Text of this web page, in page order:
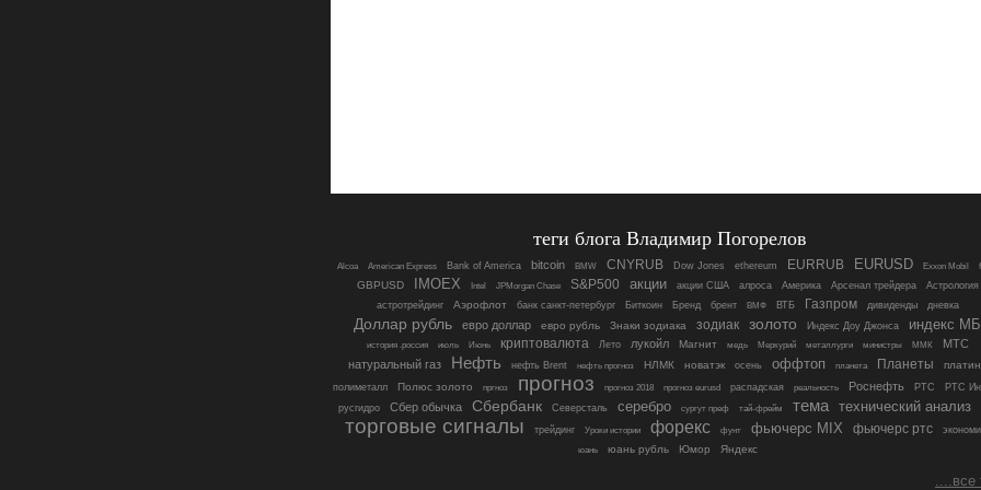
теги блога Владимир Погорелов
Alcoa American Express Bank of America bitcoin BMW CNYRUB Dow Jones ethereum EURRUB EURUSD Exxon Mobil
GBPUSD IMOEX Intel JPMorgan Chase S&P500 акции акции США алроса Америка Арсенал трейдера
Астрология
астротрейдинг
Аэрофлот банк санкт-петербург Биткоин Бренд брент ВМФ ВТБ Газпром дивиденды дневка
Доллар рубль евро доллар евро рубль Знаки зодиака зодиак золото Индекс Доу Джонса индекс МБ
история .россия июль Июнь криптовалюта Лето лукойл Магнит медь Меркурий металлурги министры ММК
МТС
натуральный газ
Нефть нефть Brent нефть прогноз НЛМК новатэк осень оффтоп планета Планеты
полиметалл Полюс золото пргноз прогноз прогноз 2018 прогноз eurusd распадская реальность Роснефть РТС
РТС
русгидро
Сбер обычка Сбербанк Северсталь серебро сургут преф тай-фрейм тема технический анализ
торговые сигналы трейдинг Уроки истории форекс фунт фьючерс MIX фьючерс ртс
юань юань рубль Юмор Яндекс
....все